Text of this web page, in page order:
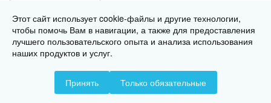
© 2026 © 2026 © СтальКрепеж - интернет-магазин
Конфиденциальность Оферта
Этот сайт использует cookie-файлы и другие технологии,
чтобы помочь Вам в навигации, а также для предоставления
лучшего пользовательского опыта и анализа использования
наших продуктов и услуг.
Принять Только обязательные